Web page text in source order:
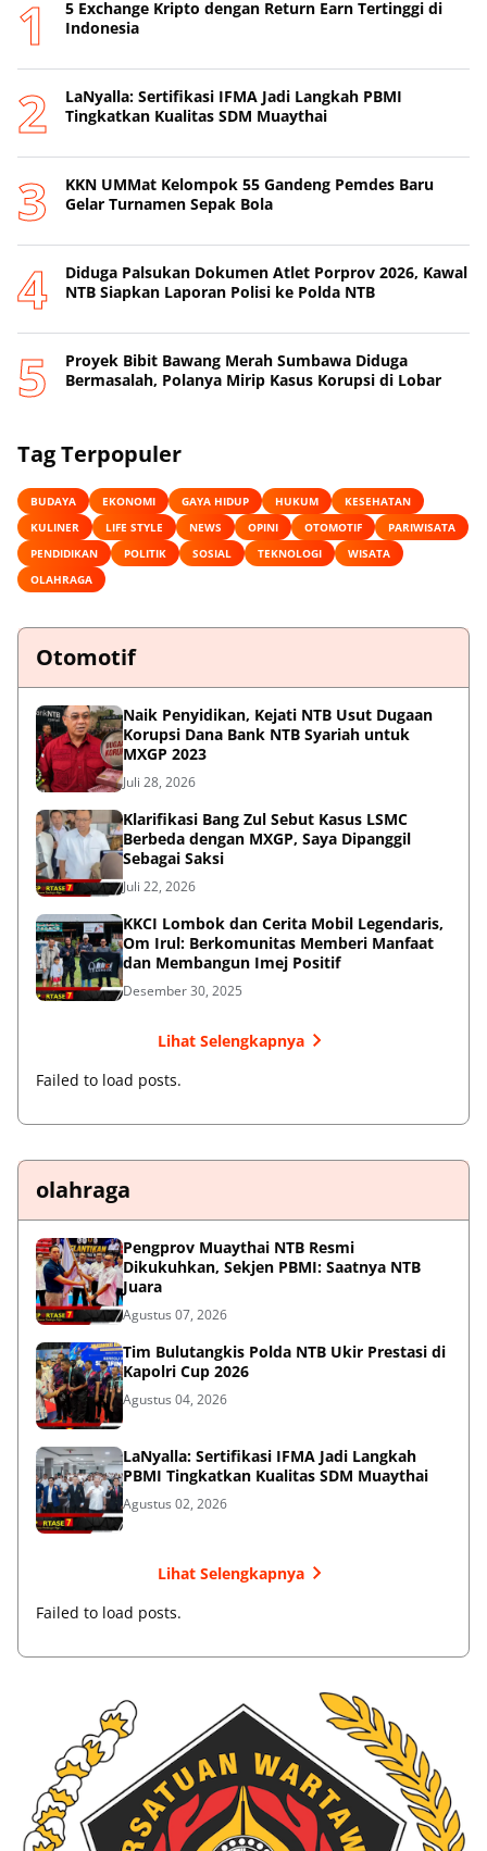
5 Exchange Kripto dengan Return Earn Tertinggi di
Indonesia
LaNyalla: Sertifikasi IFMA Jadi Langkah PBMI
Tingkatkan Kualitas SDM Muaythai
KKN UMMat Kelompok 55 Gandeng Pemdes Baru
Gelar Turnamen Sepak Bola
Diduga Palsukan Dokumen Atlet Porprov 2026, Kawal
NTB Siapkan Laporan Polisi ke Polda NTB
Proyek Bibit Bawang Merah Sumbawa Diduga
Bermasalah, Polanya Mirip Kasus Korupsi di Lobar
Tag Terpopuler
BUDAYA EKONOMI GAYA HIDUP HUKUM
KESEHATAN
KULINER
LIFE STYLE NEWS OPINI OTOMOTIF
PARIWISATA
PENDIDIKAN
POLITIK SOSIAL TEKNOLOGI
WISATA
OLAHRAGA
Otomotif
Naik Penyidikan, Kejati NTB Usut Dugaan
Korupsi Dana Bank NTB Syariah untuk
MXGP 2023
Juli 28, 2026
Klarifikasi Bang Zul Sebut Kasus LSMC
Berbeda dengan MXGP, Saya Dipanggil
Sebagai Saksi
Juli 22, 2026
KKCI Lombok dan Cerita Mobil Legendaris,
Om Irul: Berkomunitas Memberi Manfaat
dan Membangun Imej Positif
Desember 30, 2025
Lihat Selengkapnya
Failed to load posts.
olahraga
Pengprov Muaythai NTB Resmi
Dikukuhkan, Sekjen PBMI: Saatnya NTB
Juara
Agustus 07, 2026
Tim Bulutangkis Polda NTB Ukir Prestasi di
Kapolri Cup 2026
Agustus 04, 2026
LaNyalla: Sertifikasi IFMA Jadi Langkah
PBMI Tingkatkan Kualitas SDM Muaythai
Agustus 02, 2026
Lihat Selengkapnya
Failed to load posts.